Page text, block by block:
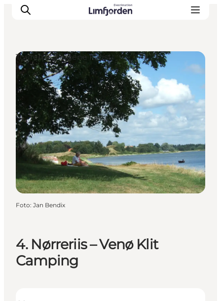
4. Nørreriis – Venø Klit
Camping
Touren auf eigene Faust
Foto: Jan Bendix